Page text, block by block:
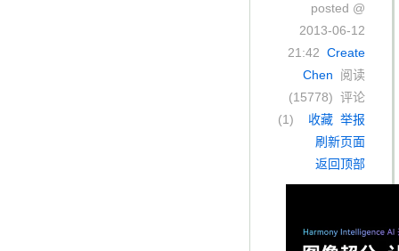
posted @
2013-06-12
21:42 Create
Chen 阅读
(15778) 评论
(1) 收藏 举报
刷新页面
返回顶部